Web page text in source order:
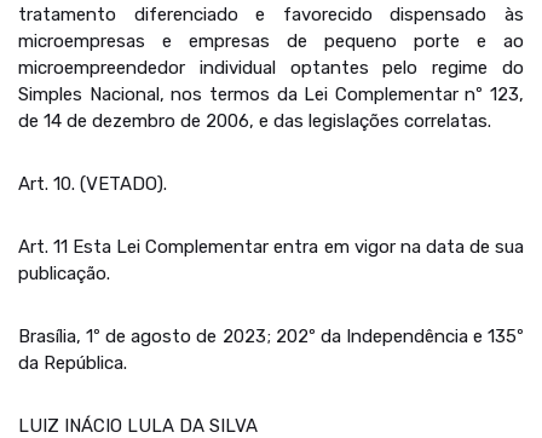
tratamento diferenciado e favorecido dispensado às
microempresas e empresas de pequeno porte e ao
microempreendedor individual optantes pelo regime do
Simples Nacional, nos termos da Lei Complementar nº 123,
de 14 de dezembro de 2006, e das legislações correlatas.
Art. 10. (VETADO).
Art. 11 Esta Lei Complementar entra em vigor na data de sua
publicação.
Brasília, 1º de agosto de 2023; 202º da Independência e 135º
da República.
LUIZ INÁCIO LULA DA SILVA